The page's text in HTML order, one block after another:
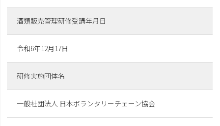
酒類販売管理研修受講年月日
令和6年12月17日
研修実施団体名
一般社団法人 日本ボランタリーチェーン協会